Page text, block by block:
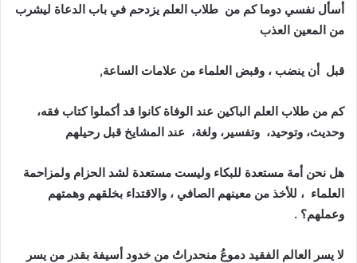
أسأل نفسي دوما كم من طلاب العلم يزدحم في باب الدعاة ليشرب
من المعين العذب
قبل أن ينضب ، وقبض العلماء من علامات الساعة,
كم من طلاب العلم الباكين عند الوفاة كانوا قد أكملوا كتاب فقه،
وحديث، وتوحيد، وتفسير، ولغة، عند المشايخ قبل رحيلهم
هل نحن أمة مستعدة للبكاء وليست مستعدة لشد الحزام ولمزاحمة
العلماء ، للأخذ من معينهم الصافي ، والاقتداء بخلقهم وهمتهم
وعملهم؟ .
لا يسر العالم الفقيد دموعُ منحدراتُ من خدود أسيفة بقدر من يسر